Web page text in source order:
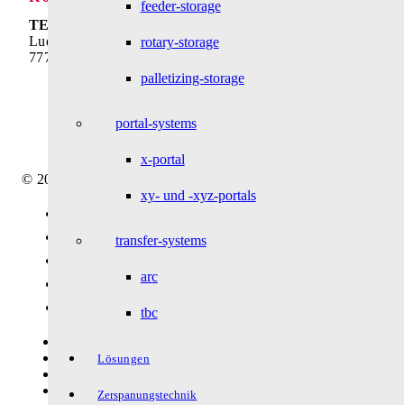
feeder-storage
rotary-storage
palletizing-storage
portal-systems
x-portal
xy- und -xyz-portals
transfer-systems
arc
tbc
Lösungen
Zerspanungstechnik
TECHTORY Automation GmbH
Ludwig-Winter-Straße 5
77767 Appenweier
+49 7805 9589-0
info@techtory.de
© 2025 - TECHTORY Automation und Zerspanungstechnik
Link zu Youtube
Link zu LinkedIn
Link zu Xing
Datenschutz
****